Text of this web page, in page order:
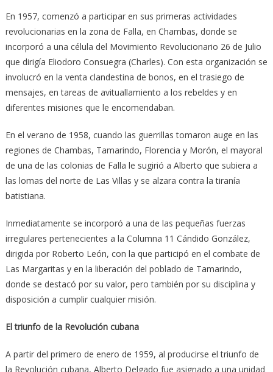
En 1957, comenzó a participar en sus primeras actividades
revolucionarias en la zona de Falla, en Chambas, donde se
incorporó a una célula del Movimiento Revolucionario 26 de Julio
que dirigía Eliodoro Consuegra (Charles). Con esta organización se
involucró en la venta clandestina de bonos, en el trasiego de
mensajes, en tareas de avituallamiento a los rebeldes y en
diferentes misiones que le encomendaban.
En el verano de 1958, cuando las guerrillas tomaron auge en las
regiones de Chambas, Tamarindo, Florencia y Morón, el mayoral
de una de las colonias de Falla le sugirió a Alberto que subiera a
las lomas del norte de Las Villas y se alzara contra la tiranía
batistiana.
Inmediatamente se incorporó a una de las pequeñas fuerzas
irregulares pertenecientes a la Columna 11 Cándido González,
dirigida por Roberto León, con la que participó en el combate de
Las Margaritas y en la liberación del poblado de Tamarindo,
donde se destacó por su valor, pero también por su disciplina y
disposición a cumplir cualquier misión.
El triunfo de la Revolución cubana
A partir del primero de enero de 1959, al producirse el triunfo de
la Revolución cubana, Alberto Delgado fue asignado a una unidad